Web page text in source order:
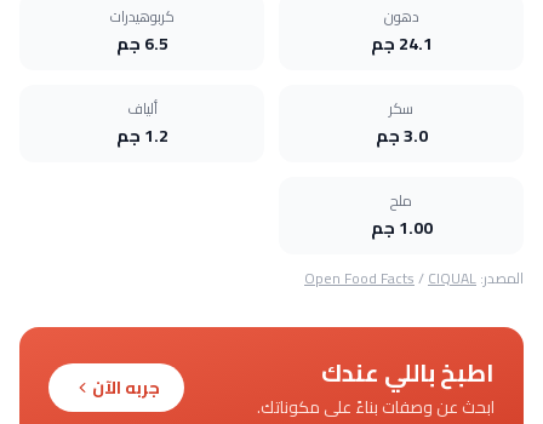
دهون
24.1 جم
كربوهيدرات
6.5 جم
سكر
3.0 جم
ألياف
1.2 جم
ملح
1.00 جم
المصدر: Open Food Facts/CIQUAL
اطبخ باللي عندك
ابحث عن وصفات بناءً على مكوناتك.
جربه الآن